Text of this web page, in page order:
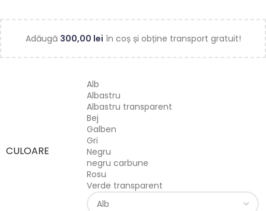
Adăugă 300,00 lei în coș și obține transport gratuit!
CULOARE
Alb
Albastru
Albastru transparent
Bej
Galben
Gri
Negru
negru carbune
Rosu
Verde transparent